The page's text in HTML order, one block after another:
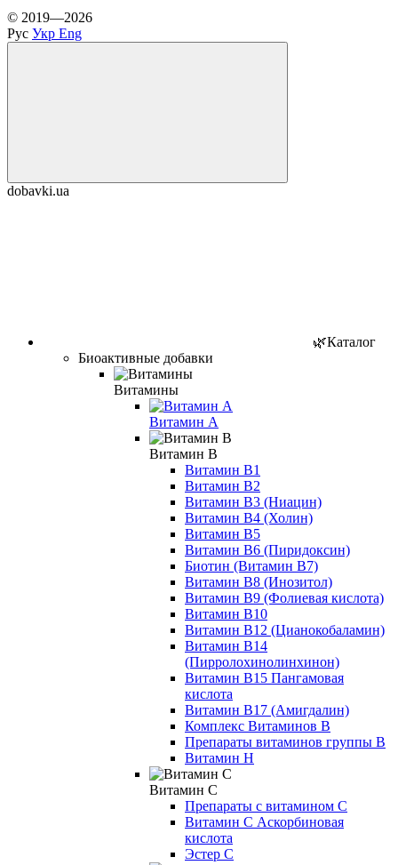
© 2019—2026
Рус Укр Eng
dobavki.ua
🌿Каталог
Биоактивные добавки
Витамины
Витамин А
Витамин B
Витамин B1
Витамин B2
Витамин B3 (Ниацин)
Витамин B4 (Холин)
Витамин B5
Витамин В6 (Пиридоксин)
Биотин (Витамин B7)
Витамин B8 (Инозитол)
Витамин B9 (Фолиевая кислота)
Витамин B10
Витамин B12 (Цианокобаламин)
Витамин В14
(Пирролохинолинхинон)
Витамин B15 Пангамовая
кислота
Витамин B17 (Амигдалин)
Комплекс Витаминов B
Препараты витаминов группы В
Витамин Н
Витамин С
Препараты с витамином С
Витамин С Аскорбиновая
кислота
Эстер С